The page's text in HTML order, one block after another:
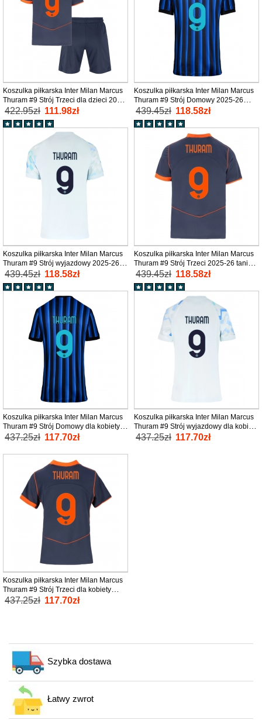
Koszulka piłkarska Inter Milan Marcus
Thuram #9 Strój Trzeci dla dzieci 2025-
26 tanio Krótki Rękaw (+ Krótkie
spodenki)
422.95zł 111.98zł
Koszulka piłkarska Inter Milan Marcus
Thuram #9 Strój Domowy 2025-26
tanio Krótki Rękaw
439.45zł 118.58zł
Koszulka piłkarska Inter Milan Marcus
Thuram #9 Strój wyjazdowy 2025-26
tanio Krótki Rękaw
439.45zł 118.58zł
Koszulka piłkarska Inter Milan Marcus
Thuram #9 Strój Trzeci 2025-26 tanio
Krótki Rękaw
439.45zł 118.58zł
Koszulka piłkarska Inter Milan Marcus
Thuram #9 Strój Domowy dla kobiety
2025-26 tanio Krótki Rękaw
437.25zł 117.70zł
Koszulka piłkarska Inter Milan Marcus
Thuram #9 Strój wyjazdowy dla kobiety
2025-26 tanio Krótki Rękaw
437.25zł 117.70zł
Koszulka piłkarska Inter Milan Marcus
Thuram #9 Strój Trzeci dla kobiety
2025-26 tanio Krótki Rękaw
437.25zł 117.70zł
Szybka dostawa
Łatwy zwrot